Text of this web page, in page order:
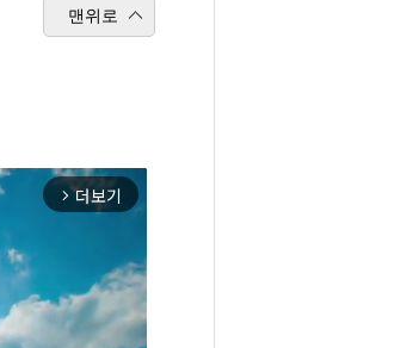
맨위로
arrow_forward_ios 더보기